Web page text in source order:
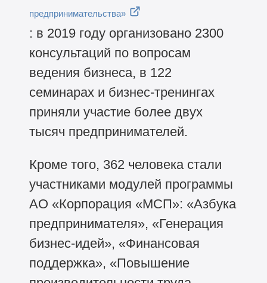
предпринимательства»
: в 2019 году организовано 2300
консультаций по вопросам
ведения бизнеса, в 122
семинарах и бизнес-тренингах
приняли участие более двух
тысяч предпринимателей.
Кроме того, 362 человека стали
участниками модулей программы
АО «Корпорация «МСП»: «Азбука
предпринимателя», «Генерация
бизнес-идей», «Финансовая
поддержка», «Повышение